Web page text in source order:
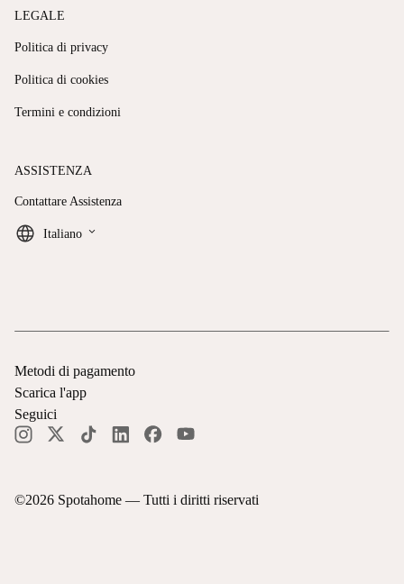
LEGALE
Politica di privacy
Politica di cookies
Termini e condizioni
ASSISTENZA
Contattare Assistenza
Italiano keyboard_arrow_down
©2026 Spotahome — Tutti i diritti riservati
Metodi di pagamento
Scarica l'app
Seguici